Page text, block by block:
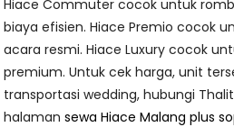
Hiace Commuter cocok untuk
biaya efisien. Hiace Premio cocok
acara resmi. Hiace Luxury cocok
premium. Untuk cek harga, unit
transportasi wedding, hubungi
halamansewa Hiace Malang plus